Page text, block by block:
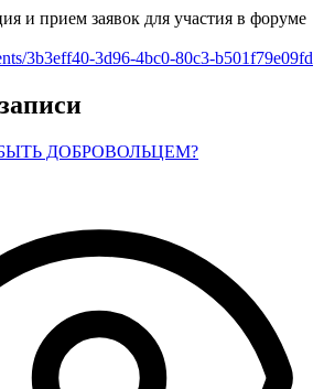
и прием заявок для участия в форуме
3b3eff40-3d96-4bc0-80c3-b501f79e09fd
ДОБРОВОЛЬЦЕМ?